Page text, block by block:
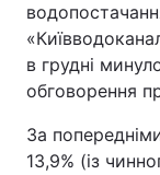
в грудні
обговорення
За
13,9% (із